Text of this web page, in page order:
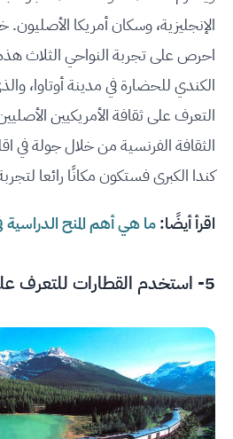
الإنجليزية، وسكان أمريكا الأصليون.
احرص على تجربة النواحي الثلاث
الكندي للحضارة في مدينة أوتاوا،
التعرف على ثقافة الأمريكيين
الثقافة الفرنسية من خلال جولة في
كندا الكبرى فستكون مكانًا رائعا
اقرأ أيضًا:ما هي أهم المنح الدراسية
5- استخدم القطارات للتعرف على كندا